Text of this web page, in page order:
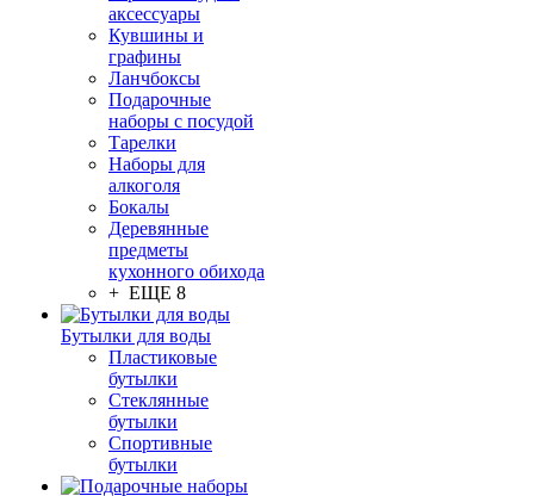
аксессуары
Кувшины и
графины
Ланчбоксы
Подарочные
наборы с посудой
Тарелки
Наборы для
алкоголя
Бокалы
Деревянные
предметы
кухонного обихода
+ ЕЩЕ 8
Бутылки для воды
Пластиковые
бутылки
Стеклянные
бутылки
Спортивные
бутылки